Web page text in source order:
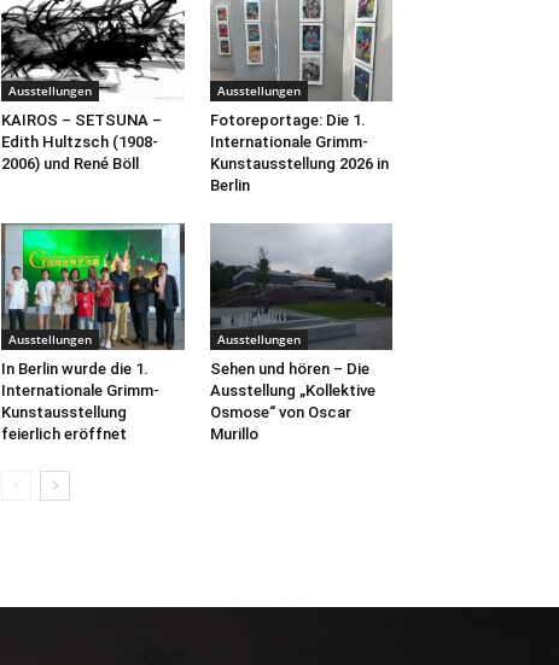
Ausstellungen
KAIROS – SETSUNA –
Edith Hultzsch (1908-
2006) und René Böll
Ausstellungen
Fotoreportage: Die 1.
Internationale Grimm-
Kunstausstellung 2026 in
Berlin
Ausstellungen
In Berlin wurde die 1.
Internationale Grimm-
Kunstausstellung
feierlich eröffnet
Ausstellungen
Sehen und hören – Die
Ausstellung „Kollektive
Osmose“ von Oscar
Murillo